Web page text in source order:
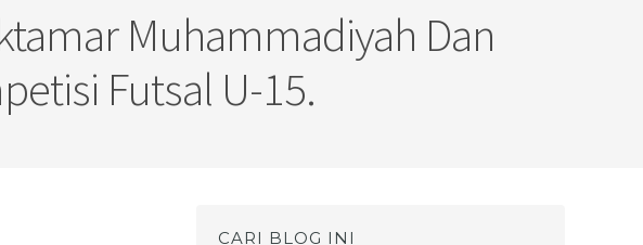
Muhammadiyah Dan
Futsal U-15.
CARI BLOG INI